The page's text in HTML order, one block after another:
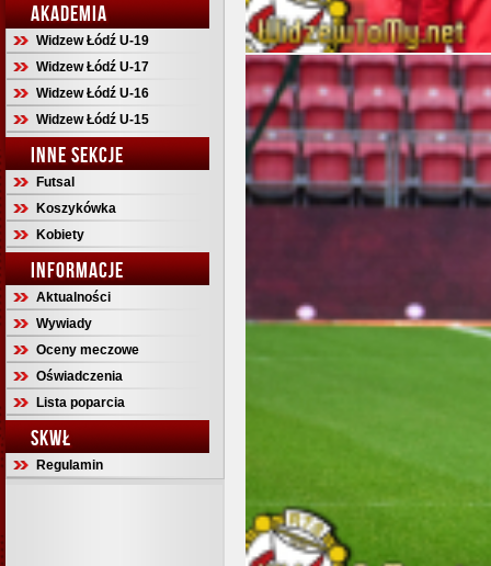
AKADEMIA
Widzew Łódź U-19
Widzew Łódź U-17
Widzew Łódź U-16
Widzew Łódź U-15
INNE SEKCJE
Futsal
Koszykówka
Kobiety
INFORMACJE
Aktualności
Wywiady
Oceny meczowe
Oświadczenia
Lista poparcia
SKWŁ
Regulamin